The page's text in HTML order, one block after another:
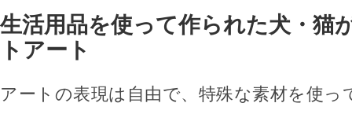
生活用品を使って作られた犬・猫
トアート
アートの表現は自由で、特殊な素材を使っ